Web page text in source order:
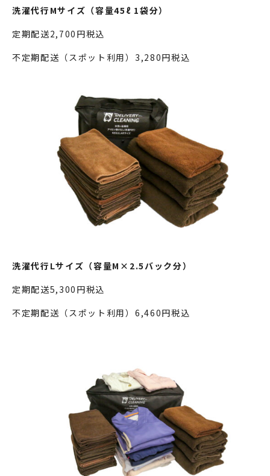
洗濯代行Mサイズ（容量45ℓ 1袋分）
定期配送2,700円税込
不定期配送（スポット利用）3,280円税込
洗濯代行Lサイズ（容量M×2.5バック分）
定期配送5,300円税込
不定期配送（スポット利用）6,460円税込